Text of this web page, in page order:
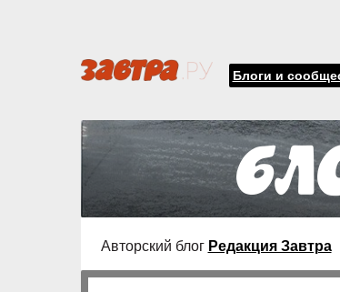
Блоги и
Авторский блог Редакция Завтра